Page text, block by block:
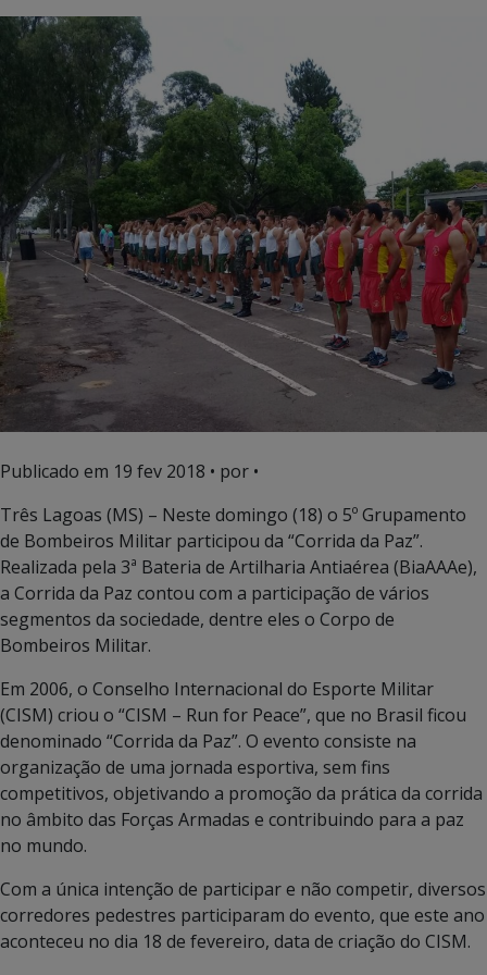
Publicado em 19 fev 2018 • por •
Três Lagoas (MS) – Neste domingo (18) o 5º Grupamento
de Bombeiros Militar participou da “Corrida da Paz”.
Realizada pela 3ª Bateria de Artilharia Antiaérea (BiaAAAe),
a Corrida da Paz contou com a participação de vários
segmentos da sociedade, dentre eles o Corpo de
Bombeiros Militar.
Em 2006, o Conselho Internacional do Esporte Militar
(CISM) criou o “CISM – Run for Peace”, que no Brasil ficou
denominado “Corrida da Paz”. O evento consiste na
organização de uma jornada esportiva, sem fins
competitivos, objetivando a promoção da prática da corrida
no âmbito das Forças Armadas e contribuindo para a paz
no mundo.
Com a única intenção de participar e não competir, diversos
corredores pedestres participaram do evento, que este ano
aconteceu no dia 18 de fevereiro, data de criação do CISM.